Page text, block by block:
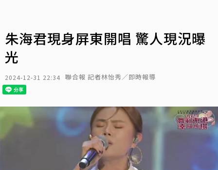
朱海君現身屏東開唱 驚人現況曝
光
2024-12-31 22:34 聯合報 記者林怡秀／即時報導